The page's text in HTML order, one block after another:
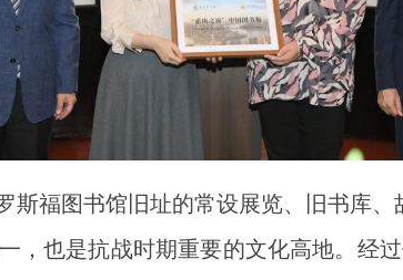
斯福图书馆旧址的常设展览、旧书库
，也是抗战时期重要的文化高地。经